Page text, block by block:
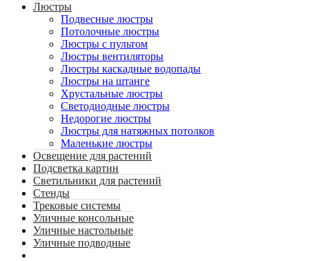
Люстры
Подвесные люстры
Потолочные люстры
Люстры с пультом
Люстры вентиляторы
Люстры каскадные водопады
Люстры на штанге
Хрустальные люстры
Светодиодные люстры
Недорогие люстры
Люстры для натяжных потолков
Маленькие люстры
Освещение для растений
Подсветка картин
Светильники для растений
Стенды
Трековые системы
Уличные консольные
Уличные настольные
Уличные подводные